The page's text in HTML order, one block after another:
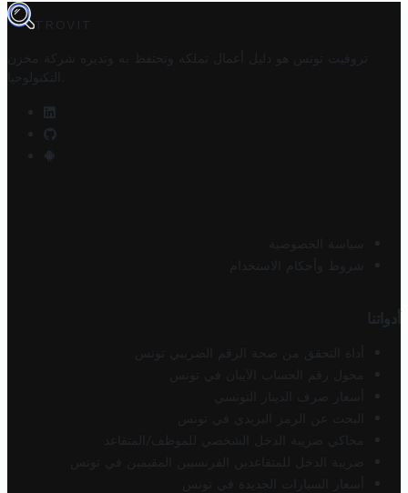
TROVIT
تروفيت تونس هو دليل أعمال تملكه وتحتفظ به وتديره
شركة مخزن
التكنولوجيا
سياسة الخصوصية
شروط وأحكام الاستخدام
أدواتنا
أداة التحقق من صحة الرقم الضريبي تونس
محول رقم الحساب الآيبان في تونس
أسعار صرف الدينار التونسي
البحث عن الرمز البريدي في تونس
محاكي ضريبة الدخل الشخصي للموظف/المتقاعد
ضريبة الدخل للمتقاعدين الفرنسيين المقيمين في تونس
أسعار السيارات الجديدة في تونس